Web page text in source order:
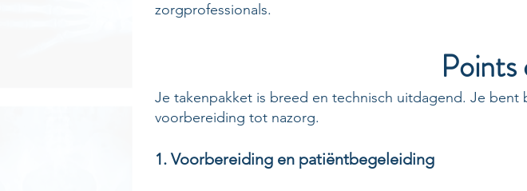
zorgprofessionals.
Points
Je takenpakket is breed en technisch uitdagend. Je bent
voorbereiding tot nazorg.
1. Voorbereiding en patiëntbegeleiding